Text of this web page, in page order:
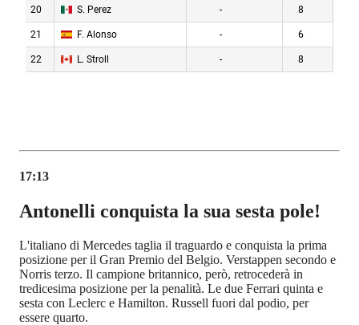
17:13
Antonelli conquista la sua sesta pole!
L'italiano di Mercedes taglia il traguardo e conquista la prima
posizione per il Gran Premio del Belgio. Verstappen secondo e
Norris terzo. Il campione britannico, però, retrocederà in
tredicesima posizione per la penalità. Le due Ferrari quinta e
sesta con Leclerc e Hamilton. Russell fuori dal podio, per
essere quarto.